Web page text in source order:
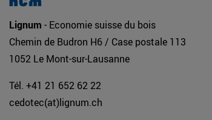
Lignum - Economie suisse du bois
Chemin de Budron H6 / Case postale 113
1052 Le Mont-sur-Lausanne
Tél. +41 21 652 62 22
cedotec(at)lignum.ch